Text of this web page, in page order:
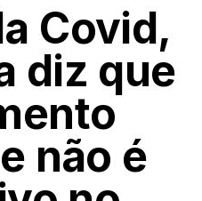
Covid,
diz que
não é